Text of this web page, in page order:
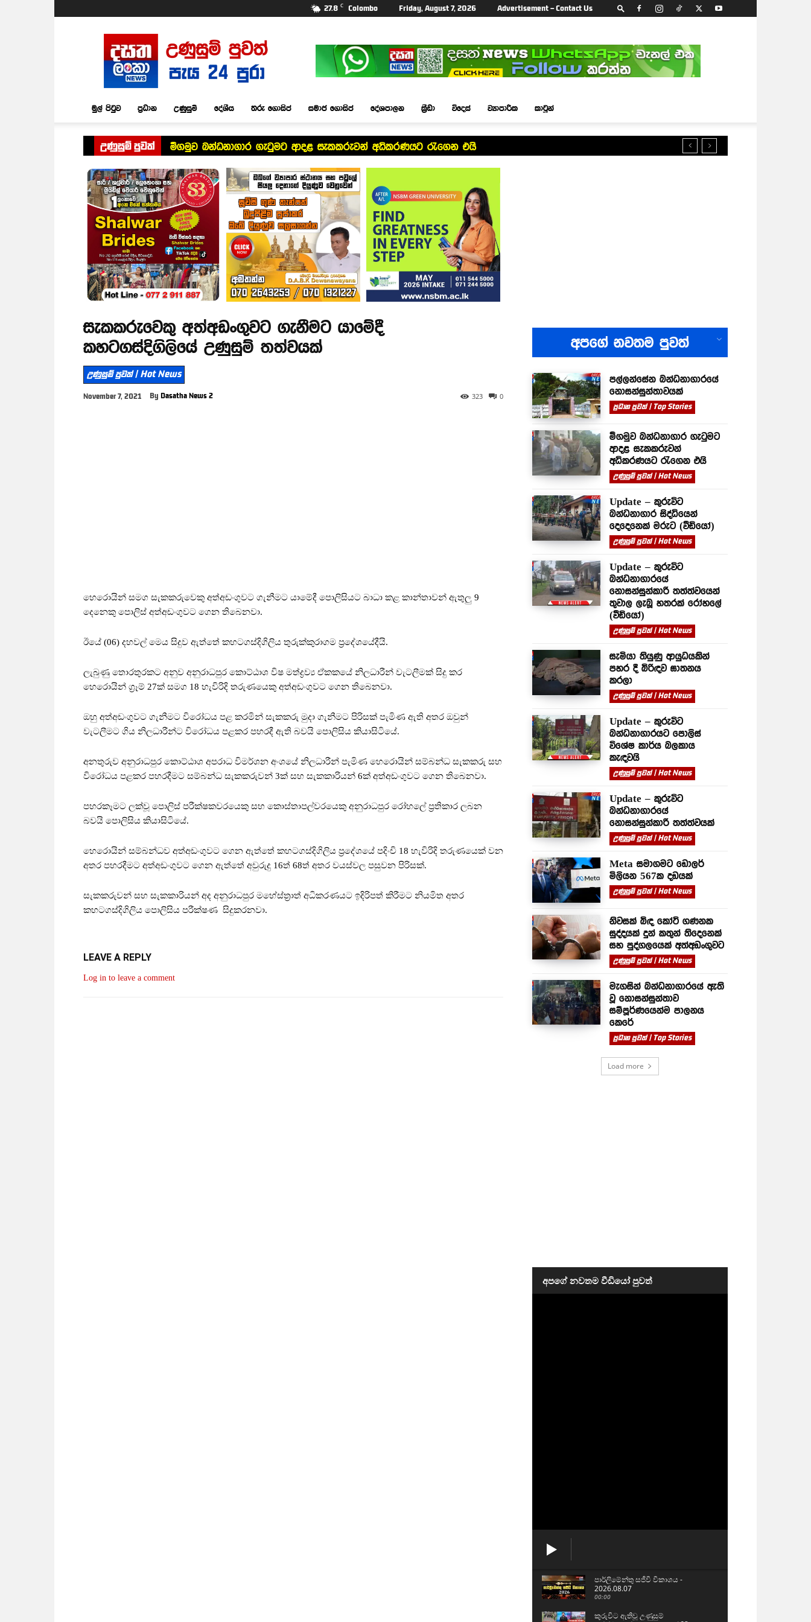
27.8 C Colombo Friday, August 7, 2026 Advertisement – Contact Us
Dasatha
Lanka
News
මුල් පිටුව ප්‍රධාන උණුසුම් දේශීය තරු ගොසිප් සමාජ ගොසිප් දේශපාලන ක්‍රීඩා විදෙස් ව්‍යාපාරික කාටූන්
උණුසුම් පුවත් මීගමුව බන්ධනාගාර ගැටුමට ආදළ සැකකරුවන් අධිකරණයට රැගෙන එයි
සැකකරුවෙකු අත්අඩංගුවට ගැනීමට යාමේදී
කහටගස්දිගිලියේ උණුසුම් තත්වයක්
උණුසුම් පුවත් | Hot News
November 7, 2021 By Dasatha News 2 0
323
හෙරොයින් සමග සැකකරුවෙකු අත්අඩංගුවට ගැනීමට යාමේදී පොලිසියට බාධා කළ කාන්තාවන් ඇතුලු 9
දෙනෙකු පොලිස් අත්අඩංගුවට ගෙන තිබෙනවා.
ඊයේ (06) දහවල් මෙය සිදුව ඇත්තේ කහටගස්දිගිලිය තුරුක්කුරාගම ප්‍රදේශයේදීයි.
ලැබුණු තොරතුරකට අනුව අනුරාධපුර කොට්ඨාශ විෂ මත්ද්‍රව්‍ය ඒකකයේ නිලධාරීන් වැටලීමක් සිදු කර
හෙරොයින් ග්‍රෑම් 27ක් සමග 18 හැවිරිදි තරුණයෙකු අත්අඩංගුවට ගෙන තිබෙනවා.
ඔහු අත්අඩංගුවට ගැනීමට විරෝධය පළ කරමින් සැකකරු මුදා ගැනීමට පිරිසක් පැමිණ ඇති අතර ඔවුන්
වැටලීමට ගිය නිලධාරීන්ට විරෝධය පළකර පහරදී ඇති බවයි පොලිසිය කියාසිටියේ.
අනතුරුව අනුරාධපුර කොට්ඨාශ අපරාධ විමර්ශන අංශයේ නිලධාරීන් පැමිණ හෙරොයින් සම්බන්ධ සැකකරු සහ
විරෝධය පළකර පහරදීමට සම්බන්ධ සැකකරුවන් 3ක් සහ සැකකාරියන් 6ක් අත්අඩංගුවට ගෙන තිබෙනවා.
පහරකෑමට ලක්වූ පොලිස් පරීක්ෂකවරයෙකු සහ කොස්තාපල්වරයෙකු අනුරාධපුර රෝහලේ ප්‍රතිකාර ලබන
බවයි පොලිසිය කියාසිටියේ.
හෙරොයින් සම්බන්ධව අත්අඩංගුවට ගෙන ඇත්තේ කහටගස්දිගිලිය ප්‍රදේශයේ පදිංචි 18 හැවිරිදි තරුණයෙක් වන
අතර පහරදීමට අත්අඩංගුවට ගෙන ඇත්තේ අවුරුදු 16ත් 68ත් අතර වයස්වල පසුවන පිරිසක්.
සැකකරුවන් සහ සැකකාරියන් අද අනුරාධපුර මහේස්ත්‍රාත් අධිකරණයට ඉදිරිපත් කිරීමට නියමිත අතර
කහටගස්දිගිලිය පොලිසිය පරීක්ෂණ සිදුකරනවා.
LEAVE A REPLY
Log in to leave a comment
අපගේ නවතම පුවත්
පල්ලන්සේන බන්ධනාගාරයේ
නොසන්සුන්තාවයක්
ප්‍රධාන පුවත් | Top Stories
මීගමුව බන්ධනාගාර ගැටුමට
ආදළ සැකකරුවන්
අධිකරණයට රැගෙන එයි
උණුසුම් පුවත් | Hot News
Update – කුරුවිට
බන්ධනාගාර සිද්ධියෙන්
දෙදෙනෙක් මරුට (වීඩියෝ)
උණුසුම් පුවත් | Hot News
Update – කුරුවිට
බන්ධනාගාරයේ
නොසන්සුන්කාරී තත්ත්වයෙන්
තුවාල ලැබූ හතරක් රෝහලේ
(වීඩියෝ)
උණුසුම් පුවත් | Hot News
සැමියා තියුණු ආයුධයකින්
පහර දී බිරිඳව ඝාතනය
කරලා
උණුසුම් පුවත් | Hot News
Update – කුරුවිට
බන්ධනාගාරයට පොලිස්
විශේෂ කාර්ය බලකාය
කැඳවයි
උණුසුම් පුවත් | Hot News
Update – කුරුවිට
බන්ධනාගාරයේ
නොසන්සුන්කාරී තත්ත්වයක්
උණුසුම් පුවත් | Hot News
Meta සමාගමට ඩොලර්
මිලියන 567ක දඩයක්
උණුසුම් පුවත් | Hot News
නිවසක් බිඳ කෝටි ගණනක
සුද්දයක් දුන් කතුන් තිදෙනෙක්
සහ පුද්ගලයෙක් අත්අඩංගුවට
උණුසුම් පුවත් | Hot News
මැගසින් බන්ධනාගාරයේ ඇති
වූ නොසන්සුන්තාව
සම්පූර්ණයෙන්ම පාලනය
කෙරේ
ප්‍රධාන පුවත් | Top Stories
Load more
අපගේ නවතම වීඩියෝ පුවත්
පාර්ලිමේන්තු සජීවි විකාශය -
2026.08.07
00:00
කුරුවිට ඇතිවූ උණුසුම්